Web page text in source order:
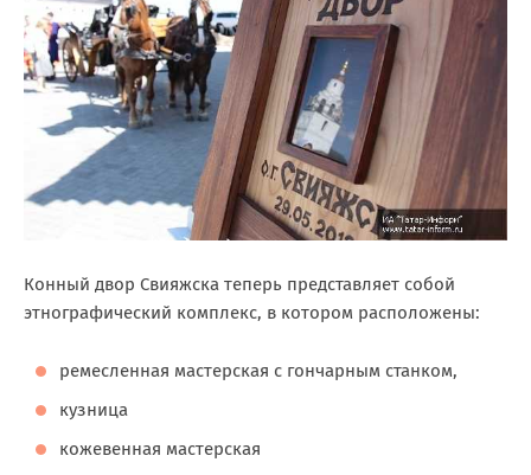
Конный двор Свияжска теперь представляет собой
этнографический комплекс, в котором расположены:
ремесленная мастерская с гончарным станком,
кузница
кожевенная мастерская